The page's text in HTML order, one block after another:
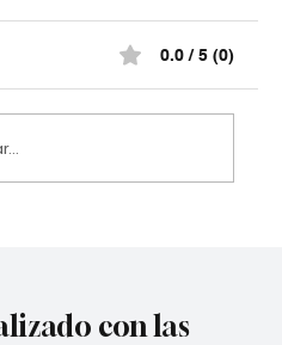
0.0 / 5 (0)
con las